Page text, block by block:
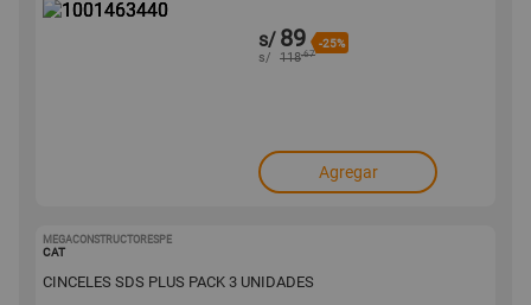
s/ 89 -25%
s/ 118.67
Agregar
MEGACONSTRUCTORESPE
CAT
CINCELES SDS PLUS PACK 3 UNIDADES